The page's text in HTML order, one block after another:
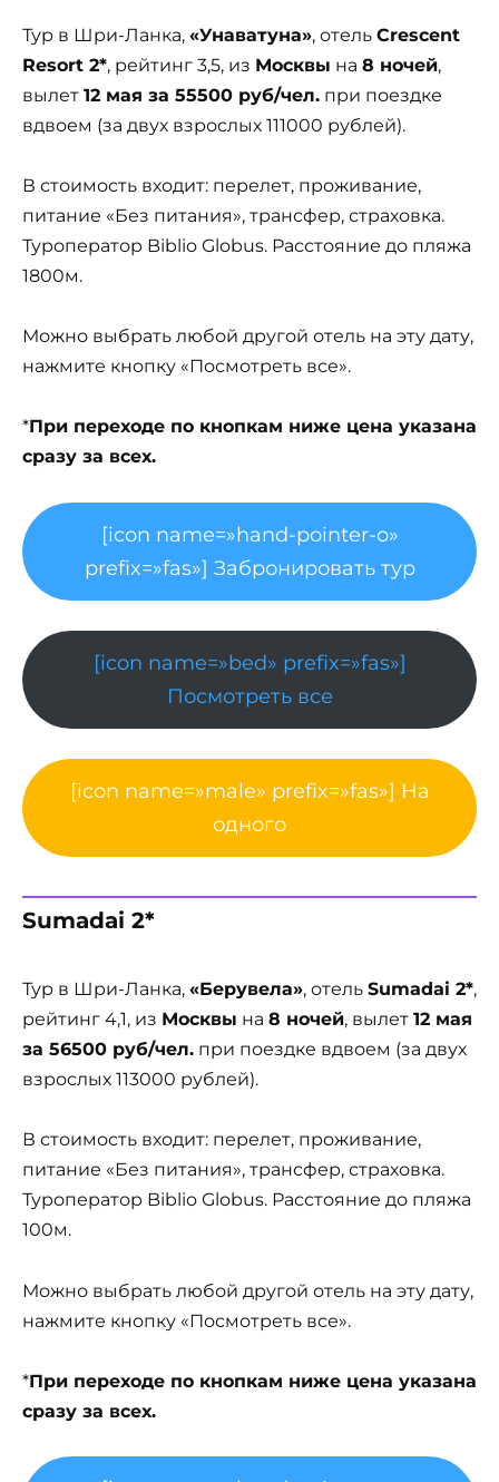
Тур в Шри-Ланка, «Унаватуна», отель Crescent
Resort 2*, рейтинг 3,5, из Москвы на 8 ночей,
вылет 12 мая за 55500 руб/чел. при поездке
вдвоем (за двух взрослых 111000 рублей).
В стоимость входит: перелет, проживание,
питание «Без питания», трансфер, страховка.
Туроператор Biblio Globus. Расстояние до пляжа
1800м.
Можно выбрать любой другой отель на эту дату,
нажмите кнопку «Посмотреть все».
*При переходе по кнопкам ниже цена указана
сразу за всех.
[icon name=»hand-pointer-o»
prefix=»fas»] Забронировать тур
[icon name=»bed» prefix=»fas»]
Посмотреть все
[icon name=»male» prefix=»fas»] На
одного
Sumadai 2*
Тур в Шри-Ланка, «Берувела», отель Sumadai 2*,
рейтинг 4,1, из Москвы на 8 ночей, вылет 12 мая
за 56500 руб/чел. при поездке вдвоем (за двух
взрослых 113000 рублей).
В стоимость входит: перелет, проживание,
питание «Без питания», трансфер, страховка.
Туроператор Biblio Globus. Расстояние до пляжа
100м.
Можно выбрать любой другой отель на эту дату,
нажмите кнопку «Посмотреть все».
*При переходе по кнопкам ниже цена указана
сразу за всех.